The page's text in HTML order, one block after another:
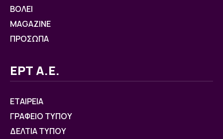
ΒOΛΕΙ
MAGAZINE
ΠΡΟΣΩΠΑ
ΕΡΤ Α.Ε.
ΕΤΑΙΡΕΙΑ
ΓΡΑΦΕΙΟ ΤΥΠΟΥ
ΔΕΛΤΙΑ ΤΥΠΟΥ